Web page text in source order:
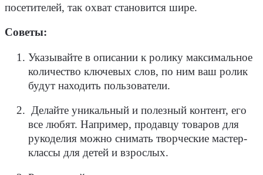
посетителей, так охват становится шире.
Советы:
Указывайте в описании к ролику максимальное
количество ключевых слов, по ним ваш ролик
будут находить пользователи.
Делайте уникальный и полезный контент, его
все любят. Например, продавцу товаров для
рукоделия можно снимать творческие мастер-
классы для детей и взрослых.